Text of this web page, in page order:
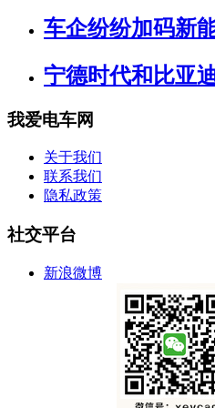
车企纷纷加码新
宁德时代和比亚
我爱电车网
关于我们
联系我们
隐私政策
社交平台
新浪微博